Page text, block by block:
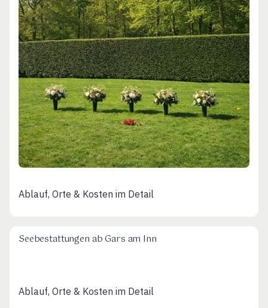
Ablauf, Orte & Kosten im Detail
Seebestattungen ab Gars am Inn
Ablauf, Orte & Kosten im Detail